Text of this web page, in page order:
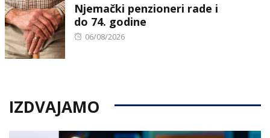
Njemački penzioneri rade i
do 74. godine
Posted
06/08/2026
IZDVAJAMO